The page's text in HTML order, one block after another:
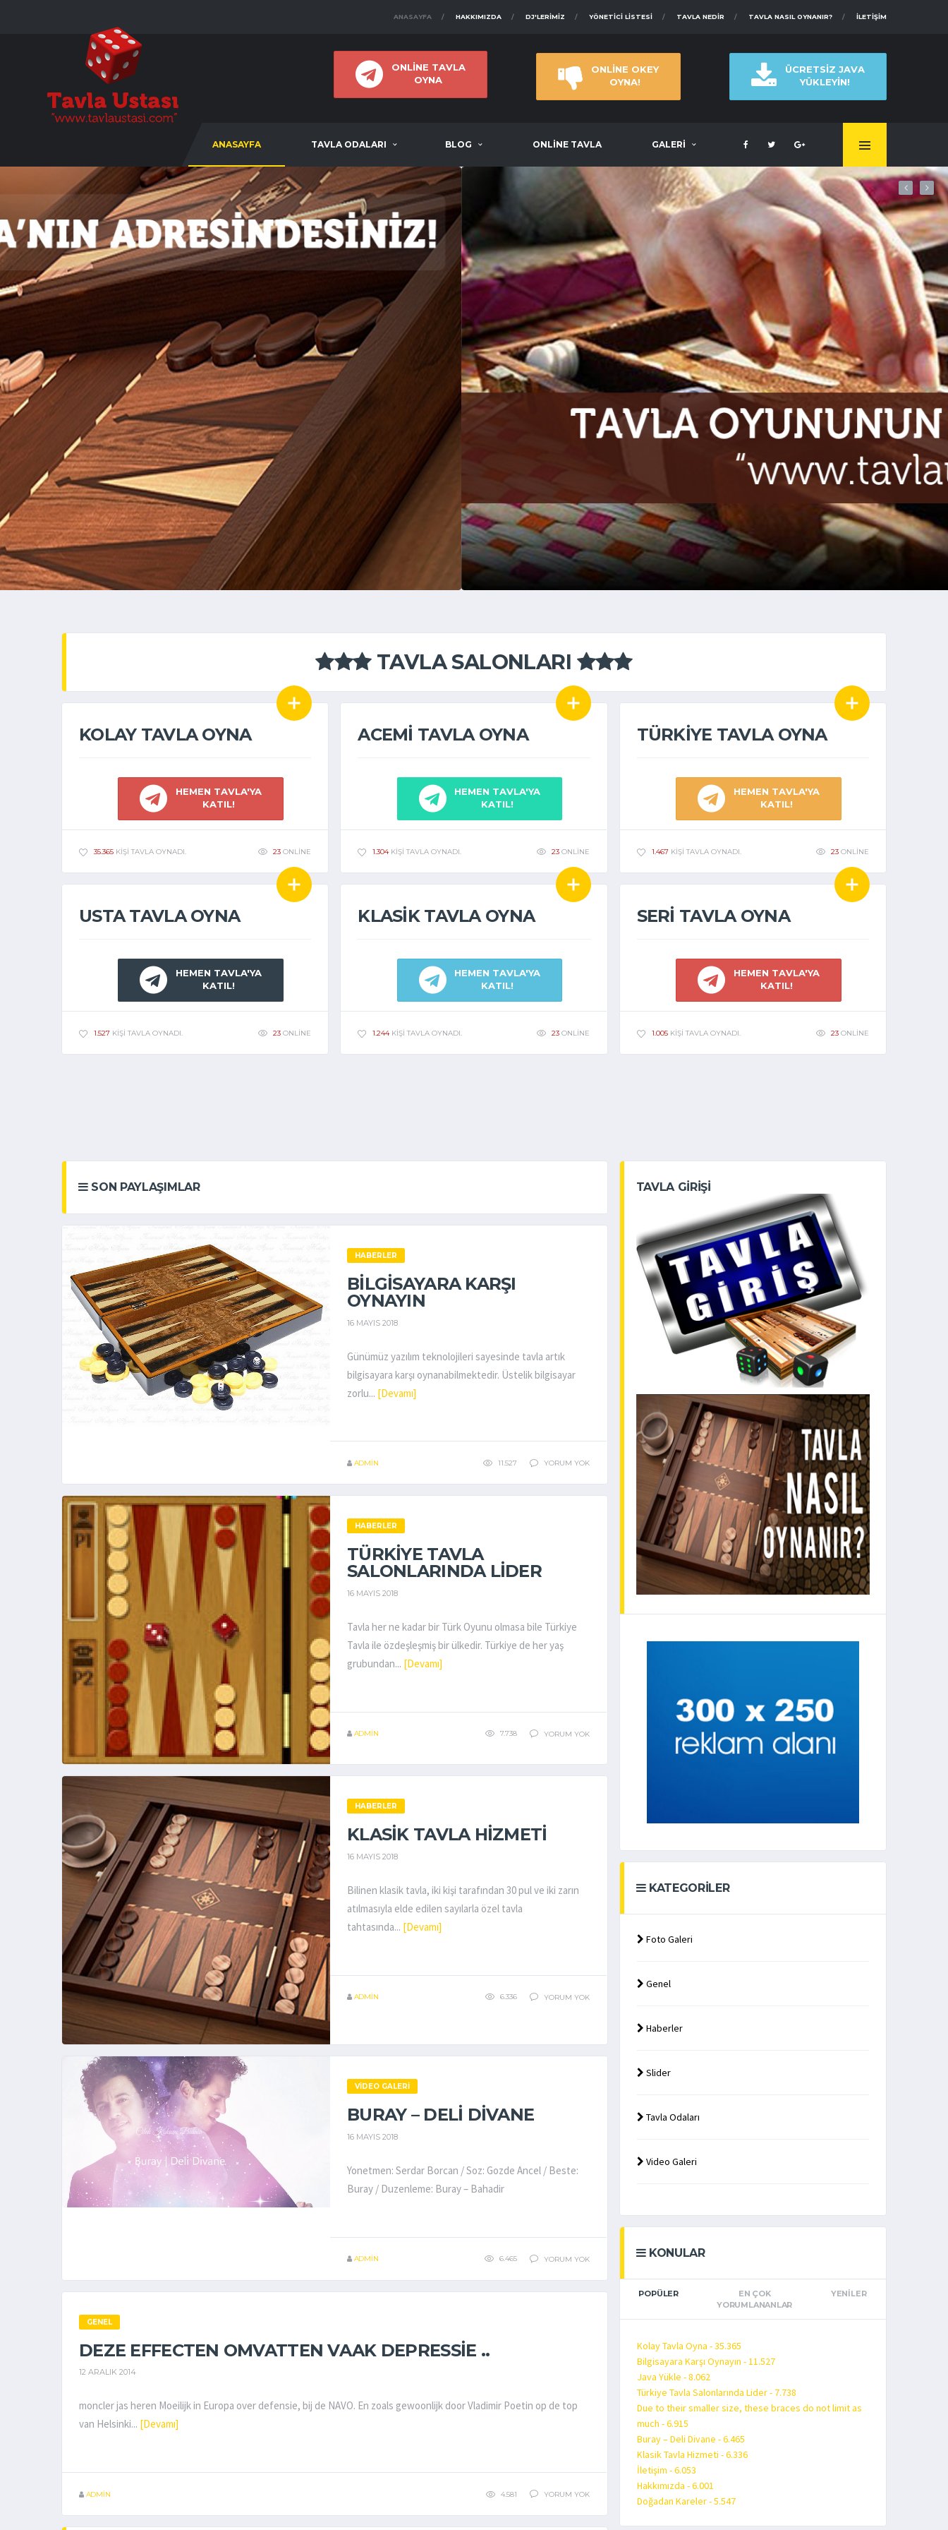
İLETIŞIM
TAVLA NASIL OYNANIR?
TAVLA NEDIR
YÖNETICI LISTESI
DJ'LERIMIZ
HAKKIMIZDA
ANASAYFA
ONLİNE TAVLA
OYNA
ONLİNE OKEY
OYNA!
ÜCRETSİZ JAVA
YÜKLEYİN!
ANASAYFA TAVLA ODALARI BLOG ONLİNE TAVLA GALERİ
TAVLA SALONLARI
KOLAY TAVLA OYNA
HEMEN TAVLA'YA
KATIL!
35.365 KIŞI TAVLA OYNADI. 23 ONLINE
ACEMI TAVLA OYNA
HEMEN TAVLA'YA
KATIL!
1.304KIŞI TAVLA OYNADI. 23 ONLINE
TÜRKIYE TAVLA OYNA
HEMEN TAVLA'YA
KATIL!
1.467 KIŞI TAVLA OYNADI. 23ONLINE
USTA TAVLA OYNA
HEMEN TAVLA'YA
KATIL!
1.527 KIŞI TAVLA OYNADI. 23 ONLINE
KLASIK TAVLA OYNA
HEMEN TAVLA'YA
KATIL!
1.244KIŞI TAVLA OYNADI. 23 ONLINE
SERI TAVLA OYNA
HEMEN TAVLA'YA
KATIL!
1.005KIŞI TAVLA OYNADI. 23ONLINE
SON PAYLAŞIMLAR
HABERLER
BILGISAYARA KARŞI
OYNAYIN
16 MAYIS 2018
Günümüz yazılım teknolojileri sayesinde tavla artık
bilgisayara karşı oynanabilmektedir. Üstelik bilgisayar
zorlu... [Devamı]
ADMIN 11.527 YORUM YOK
HABERLER
TÜRKIYE TAVLA
SALONLARINDA LIDER
16 MAYIS 2018
Tavla her ne kadar bir Türk Oyunu olmasa bile Türkiye
Tavla ile özdeşleşmiş bir ülkedir. Türkiye de her yaş
grubundan... [Devamı]
ADMIN 7.738 YORUM YOK
HABERLER
KLASIK TAVLA HIZMETI
16 MAYIS 2018
Bilinen klasik tavla, iki kişi tarafından 30 pul ve iki zarın
atılmasıyla elde edilen sayılarla özel tavla
tahtasında... [Devamı]
ADMIN 6.336 YORUM YOK
VIDEO GALERI
BURAY – DELI DIVANE
16 MAYIS 2018
Yonetmen: Serdar Borcan / Soz: Gozde Ancel / Beste:
Buray / Duzenleme: Buray – Bahadir
ADMIN 6.465 YORUM YOK
GENEL
DEZE EFFECTEN OMVATTEN VAAK DEPRESSIE ..
12 ARALIK 2014
moncler jas heren Moeilijk in Europa over defensie, bij de NAVO. En zoals gewoonlijk door Vladimir Poetin op de top
van Helsinki... [Devamı]
ADMIN 4.581 YORUM YOK
TAVLA GİRİŞİ
KATEGORILER
Foto Galeri
Genel
Haberler
Slider
Tavla Odaları
Video Galeri
KONULAR
POPÜLER
EN ÇOK
YORUMLANANLAR
YENILER
Kolay Tavla Oyna - 35.365
Bilgisayara Karşı Oynayın - 11.527
Java Yükle - 8.062
Türkiye Tavla Salonlarında Lider - 7.738
Due to their smaller size, these braces do not limit as
much - 6.915
Buray – Deli Divane - 6.465
Klasik Tavla Hizmeti - 6.336
İletişim - 6.053
Hakkımızda - 6.001
Doğadan Kareler - 5.547